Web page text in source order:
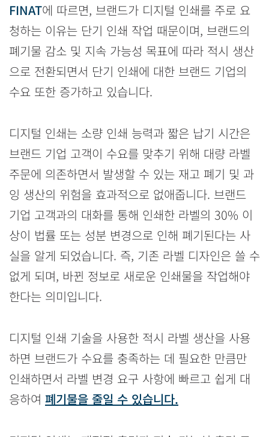
FINAT에 따르면, 브랜드가 디지털 인쇄를 주로 요
청하는 이유는 단기 인쇄 작업 때문이며, 브랜드의
폐기물 감소 및 지속 가능성 목표에 따라 적시 생산
으로 전환되면서 단기 인쇄에 대한 브랜드 기업의
수요 또한 증가하고 있습니다.
디지털 인쇄는 소량 인쇄 능력과 짧은 납기 시간은
브랜드 기업 고객이 수요를 맞추기 위해 대량 라벨
주문에 의존하면서 발생할 수 있는 재고 폐기 및 과
잉 생산의 위험을 효과적으로 없애줍니다. 브랜드
기업 고객과의 대화를 통해 인쇄한 라벨의 30% 이
상이 법률 또는 성분 변경으로 인해 폐기된다는 사
실을 알게 되었습니다. 즉, 기존 라벨 디자인은 쓸 수
없게 되며, 바뀐 정보로 새로운 인쇄물을 작업해야
한다는 의미입니다.
디지털 인쇄 기술을 사용한 적시 라벨 생산을 사용
하면 브랜드가 수요를 충족하는 데 필요한 만큼만
인쇄하면서 라벨 변경 요구 사항에 빠르고 쉽게 대
응하여 폐기물을 줄일 수 있습니다.